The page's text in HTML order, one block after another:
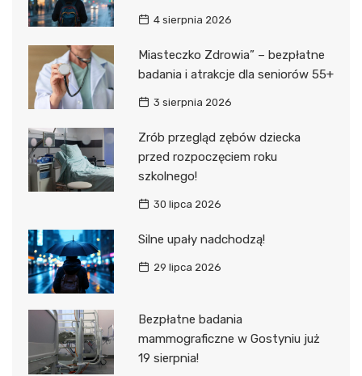
4 sierpnia 2026
Miasteczko Zdrowia” – bezpłatne
badania i atrakcje dla seniorów 55+
3 sierpnia 2026
Zrób przegląd zębów dziecka
przed rozpoczęciem roku
szkolnego!
30 lipca 2026
Silne upały nadchodzą!
29 lipca 2026
Bezpłatne badania
mammograficzne w Gostyniu już
19 sierpnia!